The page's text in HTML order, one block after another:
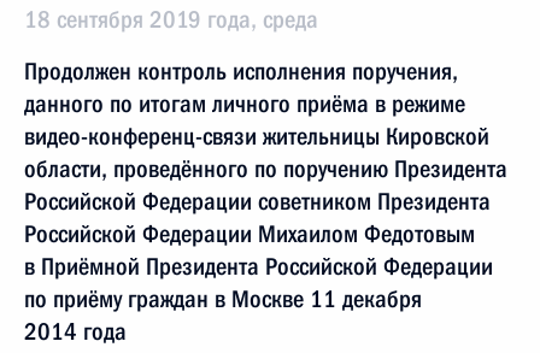
18 сентября 2019 года, среда
Продолжен контроль исполнения поручения,
данного по итогам личного приёма в режиме
видео-конференц-связи жительницы Кировской
области, проведённого по поручению Президента
Российской Федерации советником Президента
Российской Федерации Михаилом Федотовым
в Приёмной Президента Российской Федерации
по приёму граждан в Москве 11 декабря
2014 года